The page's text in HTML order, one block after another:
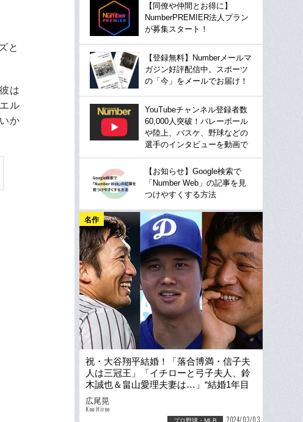
と
は
ル
か
【同僚や仲間とお得に】
NumberPREMIER法人プラン
が募集スタート！
【登録無料】Numberメールマ
ガジン好評配信中。スポーツ
の「今」をメールでお届け！
YouTubeチャンネル登録者数
60,000人突破！バレーボール
や陸上、バスケ、野球などの
選手のインタビューを動画で
【お知らせ】Google検索で
「Number Web」の記事を見
つけやすくする方法
名作
祝・大谷翔平結婚！「落合博満・信子夫
人は三冠王」「イチローと弓子夫人、鈴
木誠也＆畠山愛理夫妻は…」“結婚1年目
の大打者”を大調査
広尾晃
Kou Hiroo
プロ野球・MLB 2024/03/03